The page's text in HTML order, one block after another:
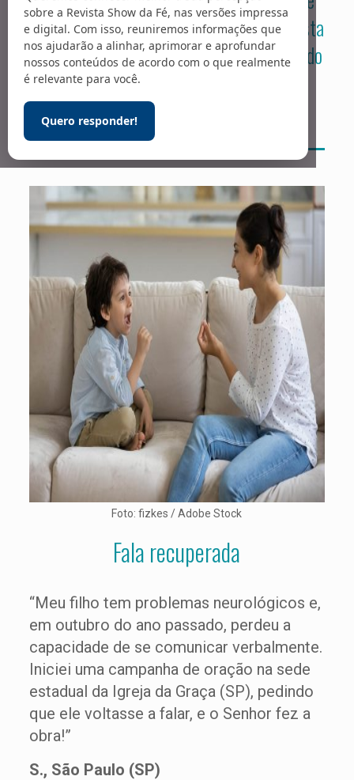
sobre a Revista Show da Fé, nas versões impressa
e digital. Com isso, reuniremos informações que
nos ajudarão a alinhar, aprimorar e aprofundar
nossos conteúdos de acordo com o que realmente
é relevante para você.
Quero responder!
milagres – relatadas por leitores da revista
e por aqueles que assistem ao programa do
Missionário na TV.
Foto: fizkes / Adobe Stock
Fala recuperada
“Meu filho tem problemas neurológicos e,
em outubro do ano passado, perdeu a
capacidade de se comunicar verbalmente.
Iniciei uma campanha de oração na sede
estadual da Igreja da Graça (SP), pedindo
que ele voltasse a falar, e o Senhor fez a
obra!”
S., São Paulo (SP)